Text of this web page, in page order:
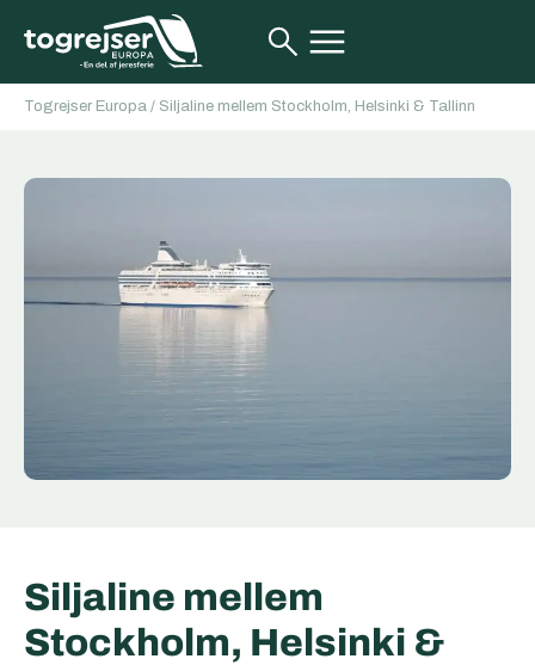
Togrejser Europa / Siljaline mellem Stockholm, Helsinki & Tallinn
Siljaline mellem
Stockholm, Helsinki &